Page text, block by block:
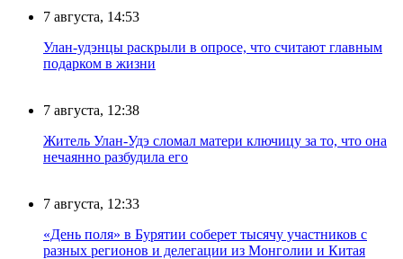
7 августа, 14:53
Улан-удэнцы раскрыли в опросе, что считают главным
подарком в жизни
7 августа, 12:38
Житель Улан-Удэ сломал матери ключицу за то, что она
нечаянно разбудила его
7 августа, 12:33
«День поля» в Бурятии соберет тысячу участников с
разных регионов и делегации из Монголии и Китая